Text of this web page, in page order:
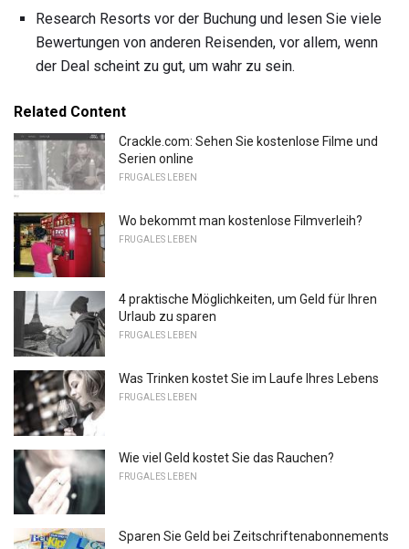
Research Resorts vor der Buchung und lesen Sie viele
Bewertungen von anderen Reisenden, vor allem, wenn
der Deal scheint zu gut, um wahr zu sein.
Related Content
Crackle.com: Sehen Sie kostenlose Filme und
Serien online
FRUGALES LEBEN
Wo bekommt man kostenlose Filmverleih?
FRUGALES LEBEN
4 praktische Möglichkeiten, um Geld für Ihren
Urlaub zu sparen
FRUGALES LEBEN
Was Trinken kostet Sie im Laufe Ihres Lebens
FRUGALES LEBEN
Wie viel Geld kostet Sie das Rauchen?
FRUGALES LEBEN
Sparen Sie Geld bei Zeitschriftenabonnements